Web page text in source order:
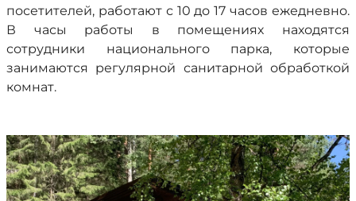
посетителей, работают с 10 до 17 часов ежедневно.
В часы работы в помещениях находятся
сотрудники национального парка, которые
занимаются регулярной санитарной обработкой
комнат.